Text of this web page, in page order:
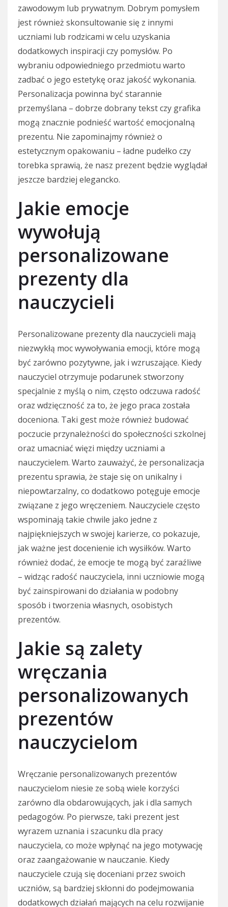
zawodowym lub prywatnym. Dobrym pomysłem
jest również skonsultowanie się z innymi
uczniami lub rodzicami w celu uzyskania
dodatkowych inspiracji czy pomysłów. Po
wybraniu odpowiedniego przedmiotu warto
zadbać o jego estetykę oraz jakość wykonania.
Personalizacja powinna być starannie
przemyślana – dobrze dobrany tekst czy grafika
mogą znacznie podnieść wartość emocjonalną
prezentu. Nie zapominajmy również o
estetycznym opakowaniu – ładne pudełko czy
torebka sprawią, że nasz prezent będzie wyglądał
jeszcze bardziej elegancko.
Jakie emocje
wywołują
personalizowane
prezenty dla
nauczycieli
Personalizowane prezenty dla nauczycieli mają
niezwykłą moc wywoływania emocji, które mogą
być zarówno pozytywne, jak i wzruszające. Kiedy
nauczyciel otrzymuje podarunek stworzony
specjalnie z myślą o nim, często odczuwa radość
oraz wdzięczność za to, że jego praca została
doceniona. Taki gest może również budować
poczucie przynależności do społeczności szkolnej
oraz umacniać więzi między uczniami a
nauczycielem. Warto zauważyć, że personalizacja
prezentu sprawia, że staje się on unikalny i
niepowtarzalny, co dodatkowo potęguje emocje
związane z jego wręczeniem. Nauczyciele często
wspominają takie chwile jako jedne z
najpiękniejszych w swojej karierze, co pokazuje,
jak ważne jest docenienie ich wysiłków. Warto
również dodać, że emocje te mogą być zaraźliwe
– widząc radość nauczyciela, inni uczniowie mogą
być zainspirowani do działania w podobny
sposób i tworzenia własnych, osobistych
prezentów.
Jakie są zalety
wręczania
personalizowanych
prezentów
nauczycielom
Wręczanie personalizowanych prezentów
nauczycielom niesie ze sobą wiele korzyści
zarówno dla obdarowujących, jak i dla samych
pedagogów. Po pierwsze, taki prezent jest
wyrazem uznania i szacunku dla pracy
nauczyciela, co może wpłynąć na jego motywację
oraz zaangażowanie w nauczanie. Kiedy
nauczyciele czują się doceniani przez swoich
uczniów, są bardziej skłonni do podejmowania
dodatkowych działań mających na celu rozwijanie